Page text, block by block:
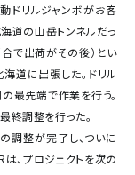
ドリルジャンボがお客
道の山岳トンネルだっ
で出荷がその後）とい
道に出張した。ドリル
の最先端で作業を行う。
終調整を行った。
調整が完了し、ついに
、プロジェクトを次の